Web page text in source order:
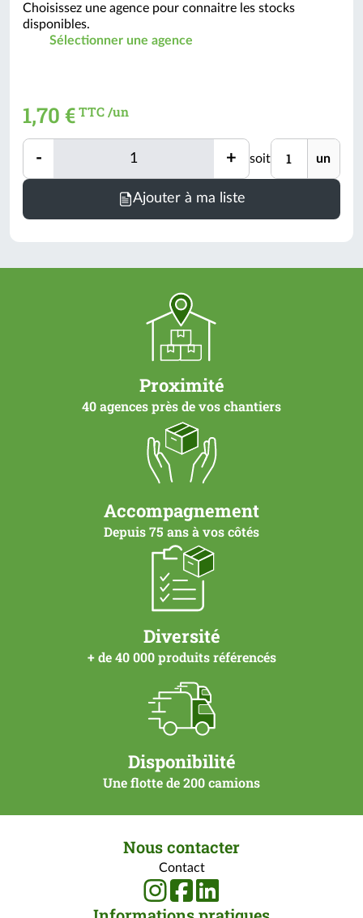
Choisissez une agence pour connaitre les stocks
disponibles.
Sélectionner une agence
1,70 € TTC /un
- Quantité + soit Unité un
Ajouter à ma liste
Minimum
1
Proximité
40 agences près de vos chantiers
Accompagnement
Depuis 75 ans à vos côtés
Diversité
+ de 40 000 produits référencés
Disponibilité
Une flotte de 200 camions
Nous contacter
Contact